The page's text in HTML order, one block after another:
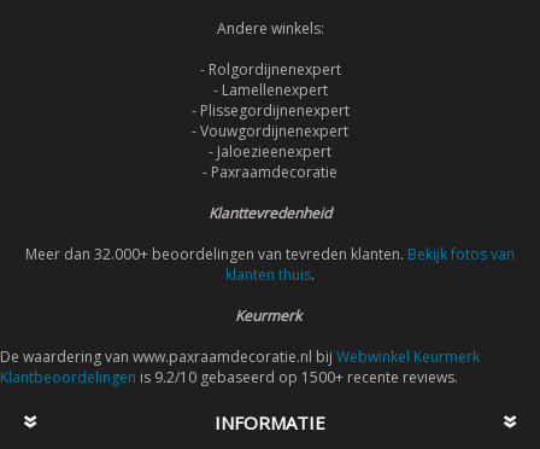
Andere winkels:
- Rolgordijnenexpert
- Lamellenexpert
- Plissegordijnenexpert
- Vouwgordijnenexpert
- Jaloezieenexpert
- Paxraamdecoratie
Klanttevredenheid
Meer dan 32.000+ beoordelingen van tevreden klanten. Bekijk fotos van
klanten thuis.
Keurmerk
De waardering van www.paxraamdecoratie.nl bij Webwinkel Keurmerk
Klantbeoordelingen is 9.2/10 gebaseerd op 1500+ recente reviews.
INFORMATIE